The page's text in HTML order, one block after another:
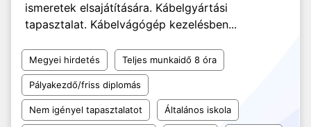
ismeretek elsajátítására. Kábelgyártási
tapasztalat. Kábelvágógép kezelésben...
Megyei hirdetés Teljes munkaidő 8 óra
Pályakezdő/friss diplomás
Nem igényel tapasztalatot Általános iskola